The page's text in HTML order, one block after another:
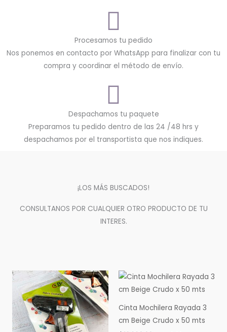
Procesamos tu pedido
Nos ponemos en contacto por WhatsApp para finalizar con tu
compra y coordinar el método de envío.
Despachamos tu paquete
Preparamos tu pedido dentro de las 24 /48 hrs y
despachamos por el transportista que nos indiques.
¡LOS MÁS BUSCADOS!
CONSULTANOS POR CUALQUIER OTRO PRODUCTO DE TU
INTERES.
Cinta Mochilera Rayada 3
cm Beige Crudo x 50 mts